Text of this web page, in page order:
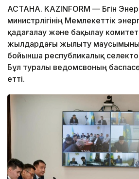
АСТАНА. KAZINFORM — Бүгін
министрлігінің Мемлекеттік
қадағалау және бақылау
жылдардағы жылыту
бойынша республикалық
Бұл туралы ведомсвоның
етті.